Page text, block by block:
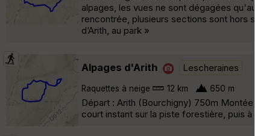
alpages, les vues ne sont dégagées
rencontrée, plusieurs sections sont hors
d’Arith, au park »
Alpages d'Arith Lescheraines
Raquettes à neige 12 km 650 m
Départ : Arith (Bourchigny) 750m Montée
court instant sur la piste forestière, puis à